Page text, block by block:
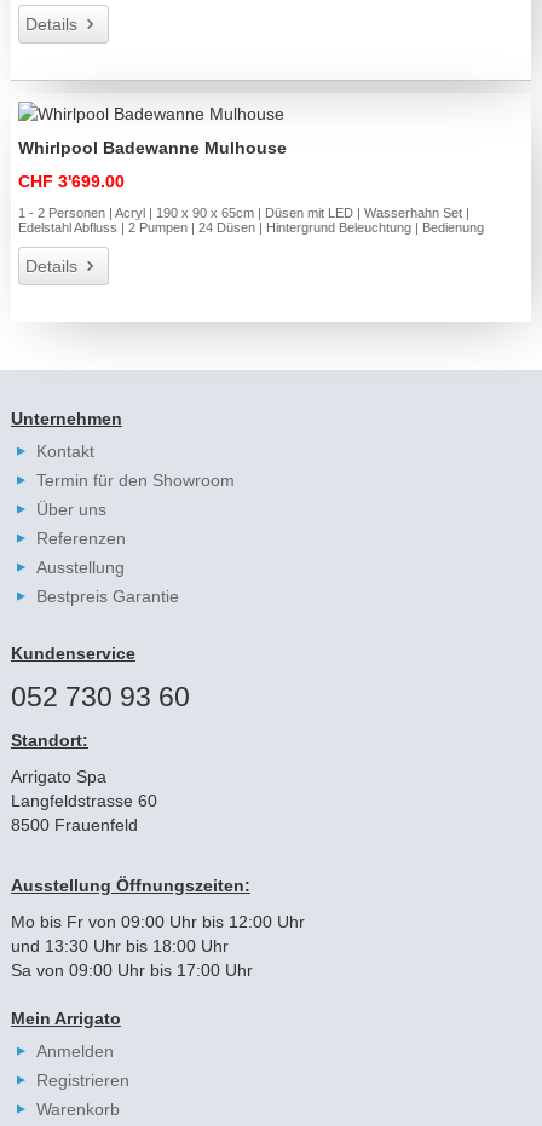
Details
Whirlpool Badewanne Mulhouse
CHF 3'699.00
1 - 2 Personen | Acryl | 190 x 90 x 65cm | Düsen mit LED | Wasserhahn Set |
Edelstahl Abfluss | 2 Pumpen | 24 Düsen | Hintergrund Beleuchtung | Bedienung
Details
Unternehmen
Kontakt
Termin für den Showroom
Über uns
Referenzen
Ausstellung
Bestpreis Garantie
Kundenservice
052 730 93 60
Standort:
Arrigato Spa
Langfeldstrasse 60
8500 Frauenfeld
Ausstellung Öffnungszeiten:
Mo bis Fr von 09:00 Uhr bis 12:00 Uhr
und 13:30 Uhr bis 18:00 Uhr
Sa von 09:00 Uhr bis 17:00 Uhr
Mein Arrigato
Anmelden
Registrieren
Warenkorb